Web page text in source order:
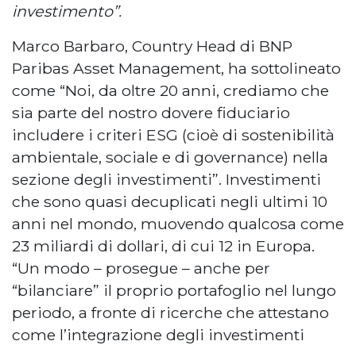
investimento”.
Marco Barbaro, Country Head di BNP
Paribas Asset Management, ha sottolineato
come “Noi, da oltre 20 anni, crediamo che
sia parte del nostro dovere fiduciario
includere i criteri ESG (cioè di sostenibilità
ambientale, sociale e di governance) nella
sezione degli investimenti”. Investimenti
che sono quasi decuplicati negli ultimi 10
anni nel mondo, muovendo qualcosa come
23 miliardi di dollari, di cui 12 in Europa.
“Un modo – prosegue – anche per
“bilanciare” il proprio portafoglio nel lungo
periodo, a fronte di ricerche che attestano
come l’integrazione degli investimenti